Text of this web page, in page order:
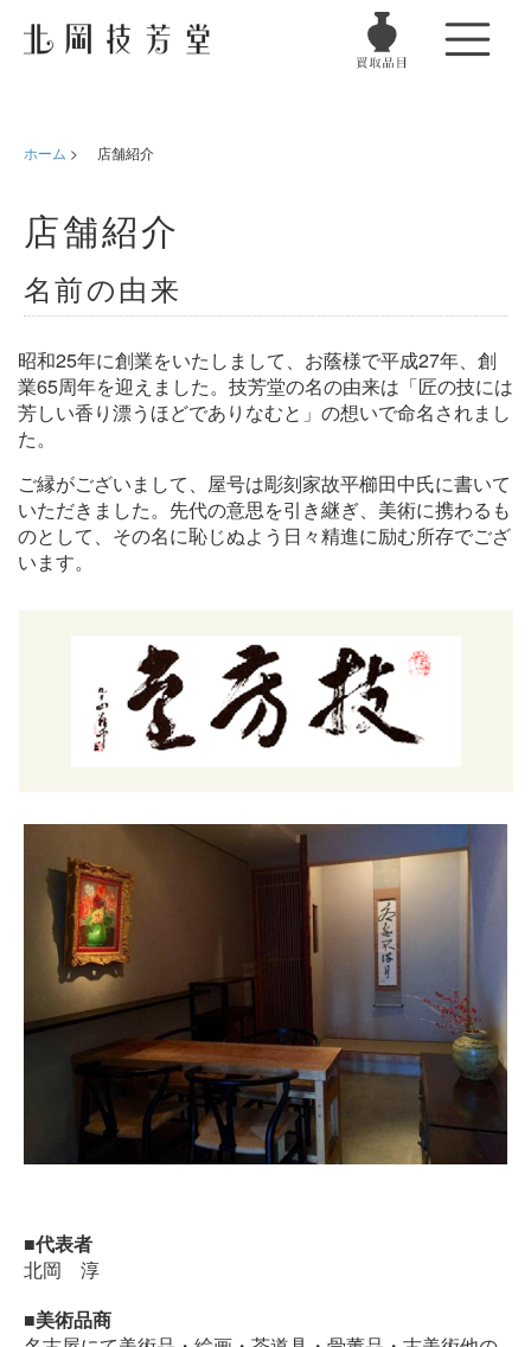
ホーム > 店舗紹介
店舗紹介
名前の由来
昭和25年に創業をいたしまして、お蔭様で平成27年、創
業65周年を迎えました。技芳堂の名の由来は「匠の技には
芳しい香り漂うほどでありなむと」の想いで命名されまし
た。
ご縁がございまして、屋号は彫刻家故平櫛田中氏に書いて
いただきました。先代の意思を引き継ぎ、美術に携わるも
のとして、その名に恥じぬよう日々精進に励む所存でござ
います。
■代表者
北岡 淳
■美術品商